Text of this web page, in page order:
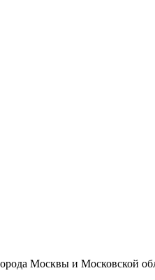
Москвы и Московской